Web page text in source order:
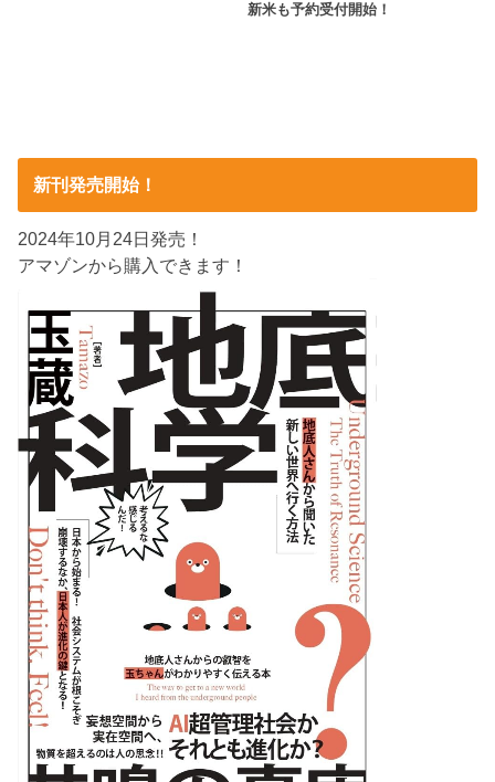
新米も予約受付開始！
新刊発売開始！
2024年10月24日発売！
アマゾンから購入できます！